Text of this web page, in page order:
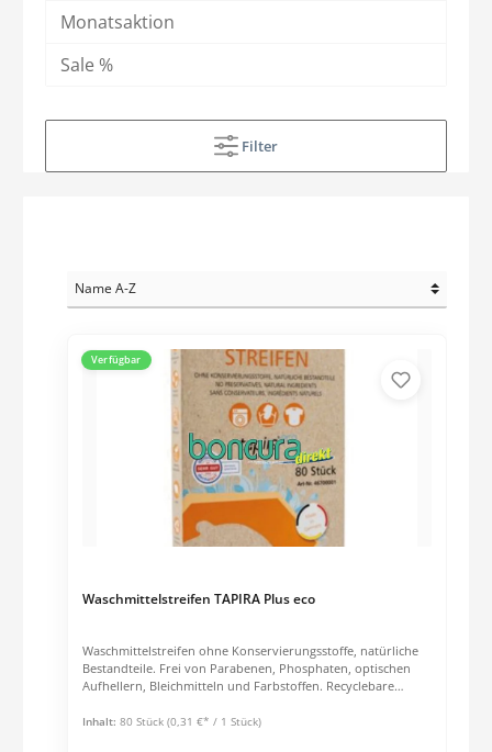
Monatsaktion
Sale %
Filter
Verfügbar
Waschmittelstreifen TAPIRA Plus eco
Waschmittelstreifen ohne Konservierungsstoffe, natürliche
Bestandteile. Frei von Parabenen, Phosphaten, optischen
Aufhellern, Bleichmitteln und Farbstoffen. Recyclebare
weiße, farbige und dunkle Wäsche sowie für Wolle und
Inhalt: 80 Stück (0,31 €* / 1 Stück)